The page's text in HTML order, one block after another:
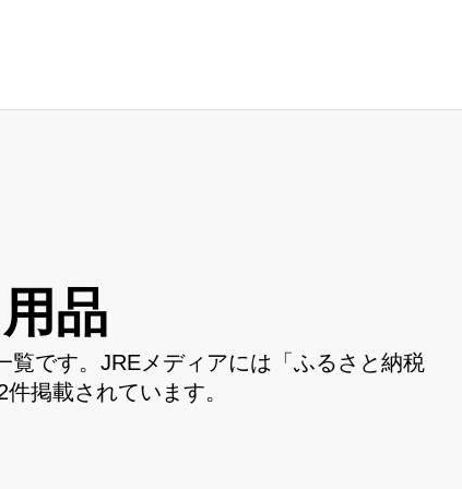
品
です。JREメディアには「ふるさと納税
掲載されています。